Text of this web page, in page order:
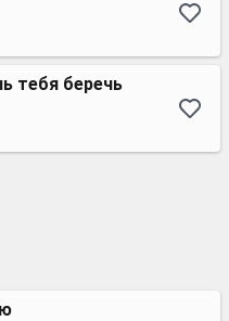
тебя беречь